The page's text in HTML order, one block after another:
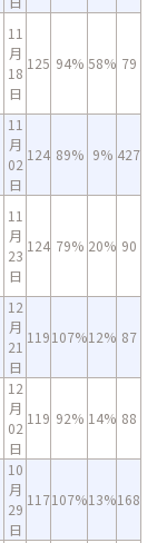
11
月
18
日
125 94% 58% 79
11
月
02
日
124 89% 9% 427
11
月
23
日
124 79% 20% 90
12
月
21
日
119107%12% 87
12
月
02
日
119 92% 14% 88
10
月
29
日
117107%13%168